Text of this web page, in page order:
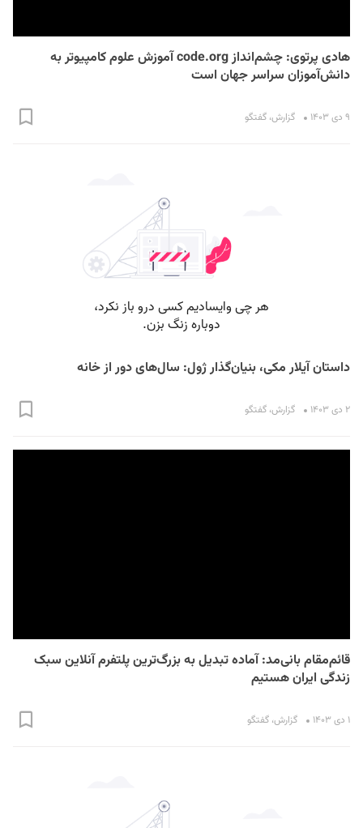
هادی پرتوی: چشم‌انداز code.org آموزش علوم کامپیوتر به
دانش‌آموزان سراسر جهان است
۹ دی ۱۴۰۳ گزارش، گفتگو
داستان آیلار مکی، بنیان‌گذار ژول: سال‌های دور از خانه
۲ دی ۱۴۰۳ گزارش، گفتگو
قائم‌مقام بانی‌مد: آماده تبدیل به بزرگ‌ترین پلتفرم آنلاین سبک
زندگی ایران هستیم
۱ دی ۱۴۰۳ گزارش، گفتگو